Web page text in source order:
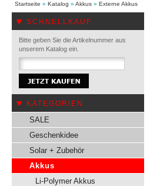
Startseite » Katalog » Akkus » Externe Akkus
SCHNELLKAUF
Bitte geben Sie die Artikelnummer aus
unserem Katalog ein.
KATEGORIEN
SALE
Geschenkidee
Solar + Zubehör
Akkus
Li-Polymer Akkus